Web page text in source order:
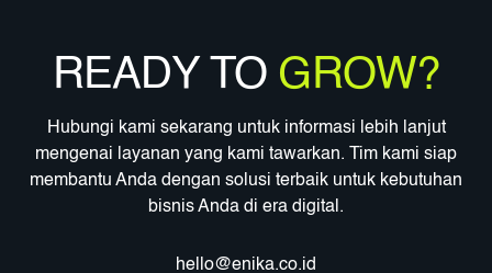
READY TO GROW?
Hubungi kami sekarang untuk informasi lebih lanjut
mengenai layanan yang kami tawarkan. Tim kami siap
membantu Anda dengan solusi terbaik untuk kebutuhan
bisnis Anda di era digital.
hello@enika.co.id